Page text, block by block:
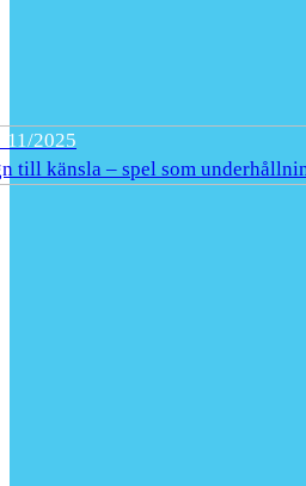
11/2025
till känsla – spel som